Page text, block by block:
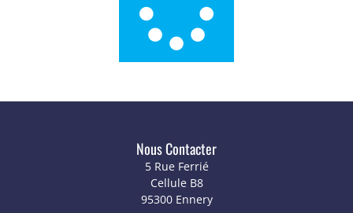
Nous Contacter
5 Rue Ferrié
Cellule B8
95300 Ennery